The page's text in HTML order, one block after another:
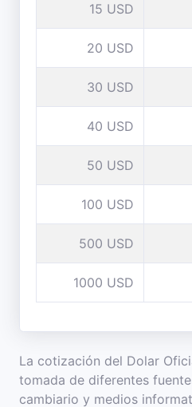
15 USD
20 USD
30 USD
40 USD
50 USD
100 USD
500 USD
1000 USD
La cotización del Dolar
tomada de diferentes
cambiario y medios